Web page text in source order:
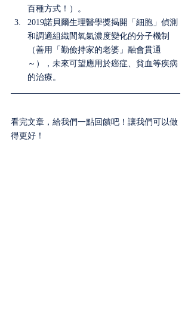
百種方式！）。
2019諾貝爾生理醫學獎揭開「細胞」偵測
和調適組織間氧氣濃度變化的分子機制
（善用「勤儉持家的老婆」融會貫通
～），未來可望應用於癌症、貧血等疾病
的治療。
看完文章，給我們一點回饋吧！讓我們可以做
得更好！